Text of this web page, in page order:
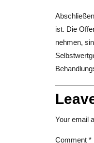
ist. Die
nehmen,
Your email
Comment *